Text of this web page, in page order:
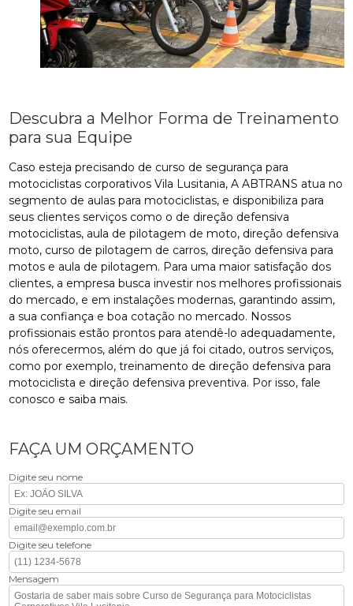
Descubra a Melhor Forma de Treinamento
para sua Equipe
Caso esteja precisando de curso de segurança para
motociclistas corporativos Vila Lusitania, A ABTRANS atua no
segmento de aulas para motociclistas, e disponibiliza para
seus clientes serviços como o de direção defensiva
motociclistas, aula de pilotagem de moto, direção defensiva
moto, curso de pilotagem de carros, direção defensiva para
motos e aula de pilotagem. Para uma maior satisfação dos
clientes, a empresa busca investir nos melhores profissionais
do mercado, e em instalações modernas, garantindo assim,
a sua confiança e boa cotação no mercado. Nossos
profissionais estão prontos para atendê-lo adequadamente,
nós oferecermos, além do que já foi citado, outros serviços,
como por exemplo, treinamento de direção defensiva para
motociclista e direção defensiva preventiva. Por isso, fale
conosco e saiba mais.
FAÇA UM ORÇAMENTO
Digite seu nome
Digite seu email
Digite seu telefone
Mensagem